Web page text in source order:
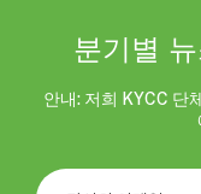
분기별
안내: 저희 KYCC 단